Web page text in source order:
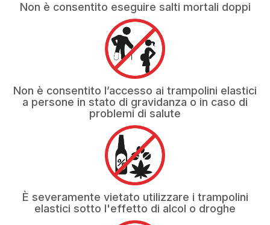
Non è consentito eseguire salti mortali doppi
Non è consentito l’accesso ai trampolini elastici
a persone in stato di gravidanza o in caso di
problemi di salute
È severamente vietato utilizzare i trampolini
elastici sotto l'effetto di alcol o droghe